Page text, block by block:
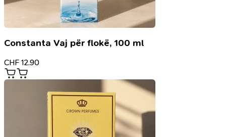
Constanta Vaj për flokë, 100 ml
CHF 12.90